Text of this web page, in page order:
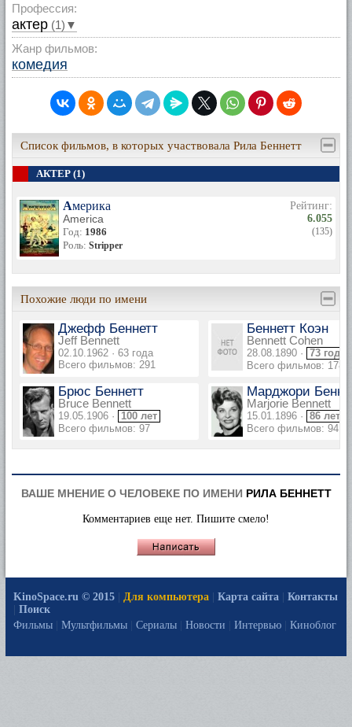
Профессия:
актер (1)▼
Жанр фильмов:
комедия
Список фильмов, в которых участвовала Рила Беннетт
АКТЕР (1)
Америка
America
Год: 1986
Роль: Stripper
Рейтинг:
6.055
(135)
Похожие люди по имени
Джефф Беннетт
Jeff Bennett
02.10.1962 · 63 года
Всего фильмов: 291
Беннетт Коэн
Bennett Cohen
28.08.1890 · 73 года
Всего фильмов: 178
Брюс Беннетт
Bruce Bennett
19.05.1906 ·
100 лет
Всего фильмов: 97
Марджори
Marjorie Bennett
15.01.1896 · 86 лет
Всего фильмов: 94
ВАШЕ МНЕНИЕ О ЧЕЛОВЕКЕ ПО ИМЕНИ РИЛА БЕННЕТТ
Комментариев еще нет. Пишите смело!
KinoSpace.ru © 2015 Для компьютера Карта сайта
Контакты
Поиск
Фильмы
Мультфильмы Сериалы Новости Интервью Киноблог